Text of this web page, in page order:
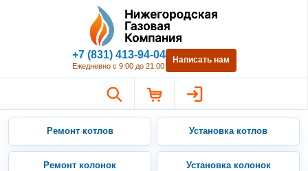
Нижегородская Газовая
+7 (831) 413-94-04
Ежедневно с 9:00 до 21:00
Написать нам
Ремонт котлов Установка котлов
Ремонт колонок Установка колонок